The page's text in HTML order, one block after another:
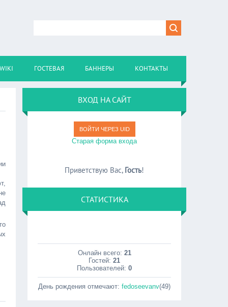
WIKI ГОСТЕВАЯ БАННЕРЫ КОНТАКТЫ
ВХОД НА САЙТ
ВОЙТИ ЧЕРЕЗ UID
Старая форма входа
Приветствую Вас, Гость!
СТАТИСТИКА
Онлайн всего: 21
Гостей:21
Пользователей:0
День рождения отмечают:fedoseevanv(49)